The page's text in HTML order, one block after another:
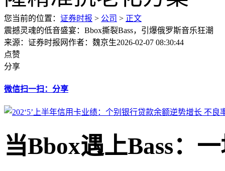
您当前的位置： 证券时报 > 公司 > 正文
震撼灵魂的低音盛宴：Bbox撕裂Bass，引爆俄罗斯音乐狂潮
来源：证券时报网作者：魏京生2026-02-07 08:30:44
点赞
分享
微信扫一扫：分享
当Bbox遇上Bass：